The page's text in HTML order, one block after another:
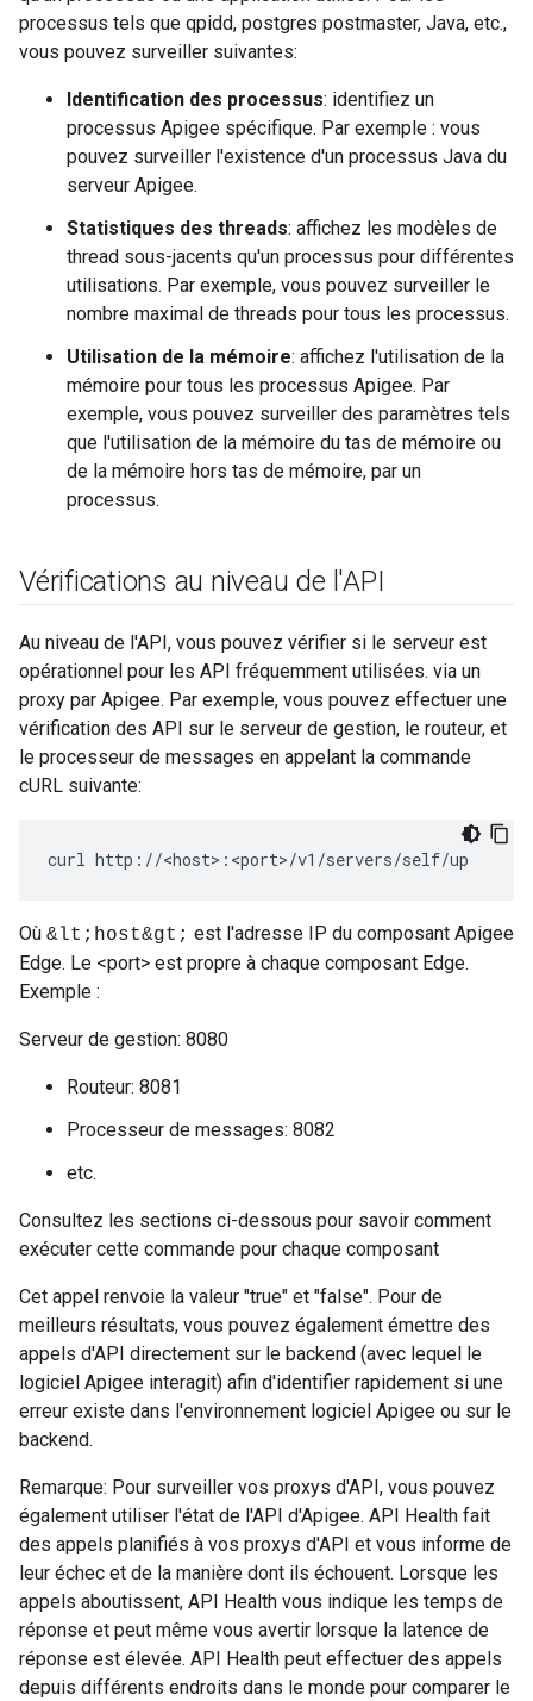
processus tels que qpidd, postgres postmaster, Java, etc.,
vous pouvez surveiller suivantes:
Identification des processus: identifiez un
processus Apigee spécifique. Par exemple : vous
pouvez surveiller l'existence d'un processus Java du
serveur Apigee.
Statistiques des threads: affichez les modèles de
thread sous-jacents qu'un processus pour différentes
utilisations. Par exemple, vous pouvez surveiller le
nombre maximal de threads pour tous les processus.
Utilisation de la mémoire: affichez l'utilisation de la
mémoire pour tous les processus Apigee. Par
exemple, vous pouvez surveiller des paramètres tels
que l'utilisation de la mémoire du tas de mémoire ou
de la mémoire hors tas de mémoire, par un
processus.
Vérifications au niveau de l'API
Au niveau de l'API, vous pouvez vérifier si le serveur est
opérationnel pour les API fréquemment utilisées. via un
proxy par Apigee. Par exemple, vous pouvez effectuer une
vérification des API sur le serveur de gestion, le routeur, et
le processeur de messages en appelant la commande
cURL suivante:
curl http://<host>:<port>/v1/servers/self/up
Où &lt;host&gt; est l'adresse IP du composant Apigee
Edge. Le <port> est propre à chaque composant Edge.
Exemple :
Serveur de gestion: 8080
Routeur: 8081
Processeur de messages: 8082
etc.
Consultez les sections ci-dessous pour savoir comment
exécuter cette commande pour chaque composant
Cet appel renvoie la valeur "true" et "false". Pour de
meilleurs résultats, vous pouvez également émettre des
appels d'API directement sur le backend (avec lequel le
logiciel Apigee interagit) afin d'identifier rapidement si une
erreur existe dans l'environnement logiciel Apigee ou sur le
backend.
Remarque: Pour surveiller vos proxys d'API, vous pouvez
également utiliser l'état de l'API d'Apigee. API Health fait
des appels planifiés à vos proxys d'API et vous informe de
leur échec et de la manière dont ils échouent. Lorsque les
appels aboutissent, API Health vous indique les temps de
réponse et peut même vous avertir lorsque la latence de
réponse est élevée. API Health peut effectuer des appels
depuis différents endroits dans le monde pour comparer le